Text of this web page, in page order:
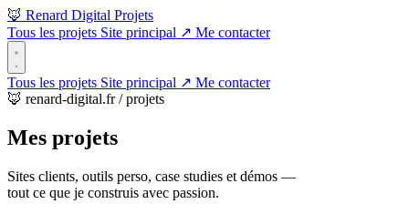
🦊 Renard Digital Projets
Tous les projets Site principal ↗ Me contacter
Tous les projets Site principal ↗ Me contacter
🦊 renard-digital.fr / projets
Mes projets
Sites clients, outils perso, case studies et démos —
tout ce que je construis avec passion.